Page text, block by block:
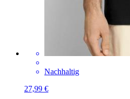
Nachhaltig
27,99 €